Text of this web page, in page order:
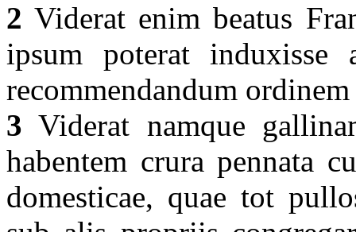
2 Viderat enim beatus
ipsum poterat induxisse
recommendandum
3 Viderat namque
habentem crura pennata
domesticae, quae tot